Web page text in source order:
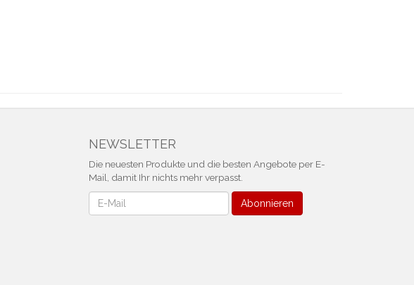
NEWSLETTER
Die neuesten Produkte und die besten Angebote per E-
Mail, damit Ihr nichts mehr verpasst.
Newsletter Abonnieren